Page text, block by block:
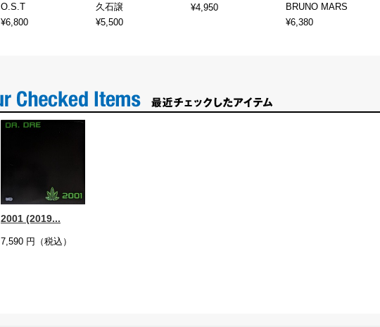
O.S.T
¥6,800
久石譲
¥5,500
¥4,950
BRUNO MARS
¥6,380
2001 (2019...
7,590 円（税込）